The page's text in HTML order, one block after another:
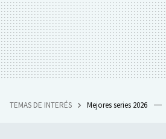
TEMAS DE INTERÉS Mejores series 2026